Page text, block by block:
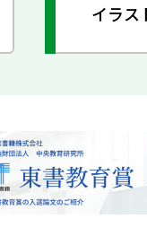
イラス